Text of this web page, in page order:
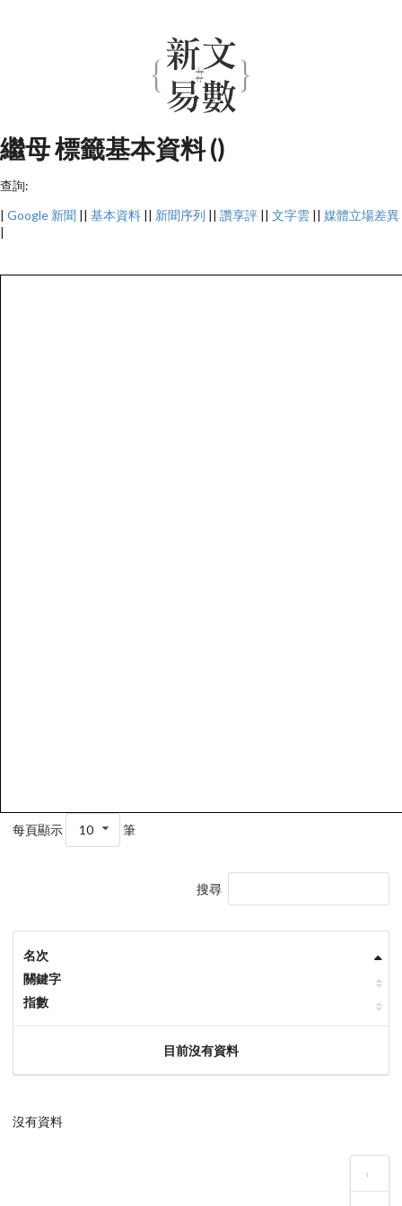
繼母 標籤基本資料 ()
查詢:
| Google 新聞 || 基本資料 || 新聞序列 || 讚享評 || 文字雲 || 媒體立場差異
|
每頁顯示 10 筆
搜尋
名次
關鍵字
指數
目前沒有資料
沒有資料
‹